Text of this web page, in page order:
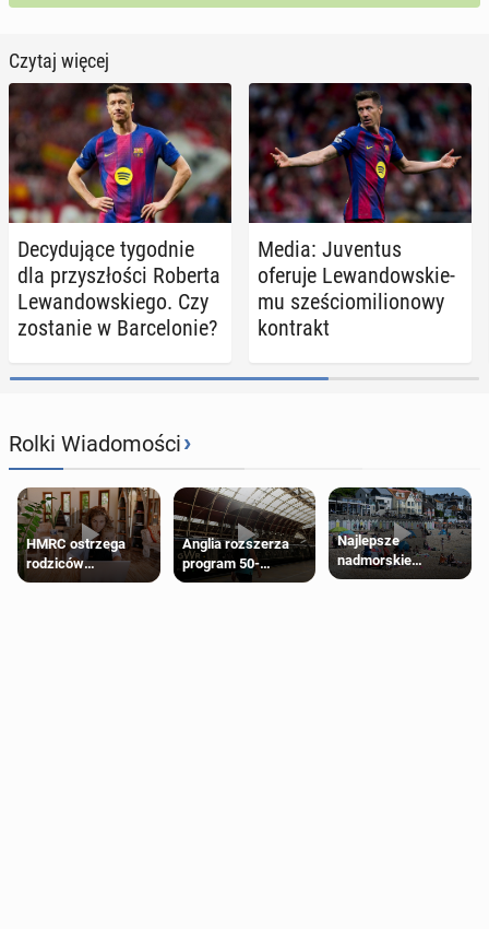
Czytaj więcej
De­cy­du­ją­ce ty­go­dnie
dla przy­szło­ści Roberta
Le­wan­dow­skie­go. Czy
zo­sta­nie w Bar­ce­lo­nie?
Media: Ju­ven­tus
oferuje Le­wan­dow­skie­
mu sze­ścio­mi­lio­no­wy
kon­trakt
Rolki Wiadomości›
HMRC ostrzega
rodziców
pobierających Child
Anglia rozszerza
program 50-
procentowych
Najlepsze
nadmorskie
miasteczko blisko